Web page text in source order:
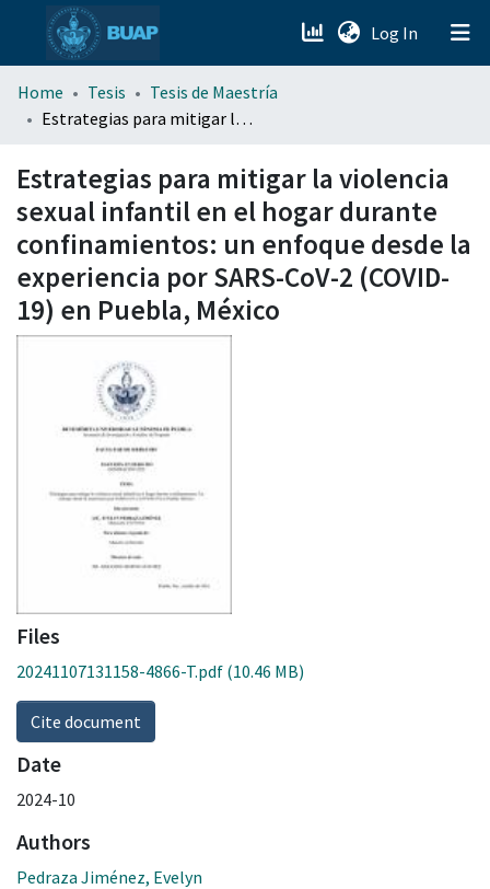
Log In (current)
menu.section.about_menu
Home Tesis
Tesis de Maestría
Estrategias para mitigar la violencia sexual infantil en el hogar durante confinamientos: un enfoque desde la experiencia por SARS-CoV-2 (COVID-19) en Puebla, México
Estrategias para mitigar la violencia
sexual infantil en el hogar durante
confinamientos: un enfoque desde la
experiencia por SARS-CoV-2 (COVID-
19) en Puebla, México
Files
20241107131158-4866-T.pdf (10.46 MB)
Cite document
Date
2024-10
Authors
Pedraza Jiménez, Evelyn